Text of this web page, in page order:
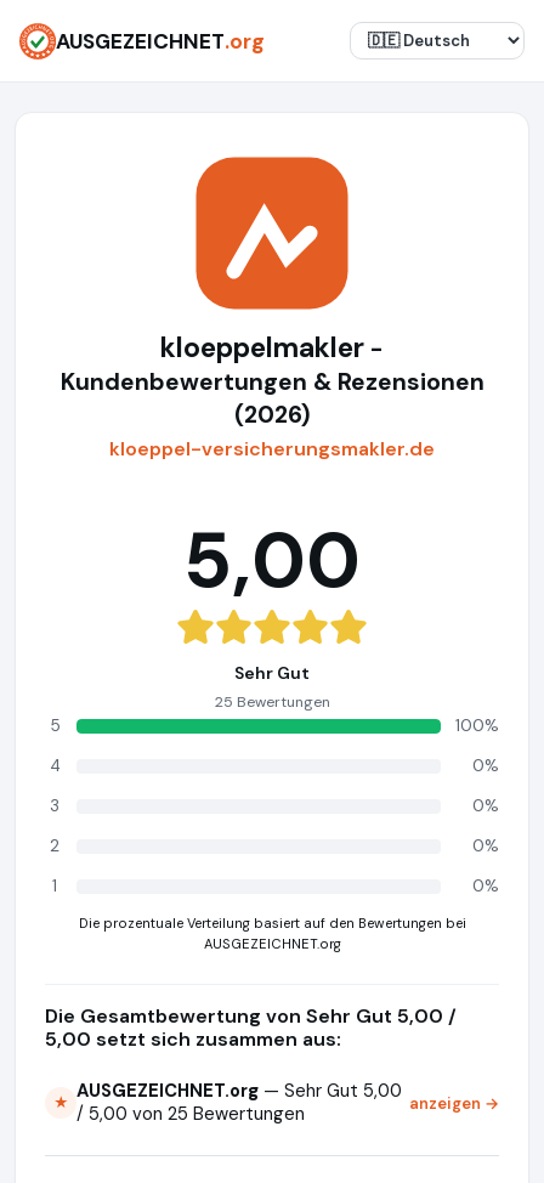
AUSGEZEICHNET.org
kloeppelmakler -
Kundenbewertungen & Rezensionen
(2026)
kloeppel-versicherungsmakler.de
5,00
Sehr Gut
25 Bewertungen
5
100%
4
0%
3
0%
2
0%
1
0%
Die prozentuale Verteilung basiert auf den Bewertungen bei
AUSGEZEICHNET.org
Die Gesamtbewertung von Sehr Gut 5,00 /
5,00 setzt sich zusammen aus:
★ AUSGEZEICHNET.org — Sehr Gut 5,00
/ 5,00 von 25 Bewertungen
anzeigen →